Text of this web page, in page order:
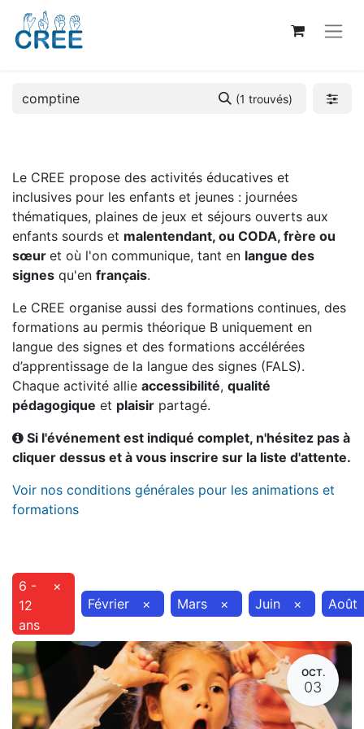
(1 trouvés)
Le CREE propose des activités éducatives et
inclusives pour les enfants et jeunes : journées
thématiques, plaines de jeux et séjours ouverts aux
enfants sourds et malentendant, ou CODA, frère ou
sœur et où l'on communique, tant en langue des
signes qu'en français.
Le CREE organise aussi des formations continues, des
formations au permis théorique B uniquement en
langue des signes et des formations accélérées
d’apprentissage de la langue des signes (FALS).
Chaque activité allie accessibilité, qualité
pédagogique et plaisir partagé.
Si l'événement est indiqué complet, n'hésitez pas à
cliquer dessus et à vous inscrire sur la liste d'attente.
Voir nos conditions générales pour les animations et
formations
6 -
12
ans
×
Février
× Mars × Juin × Août
OCT.
03